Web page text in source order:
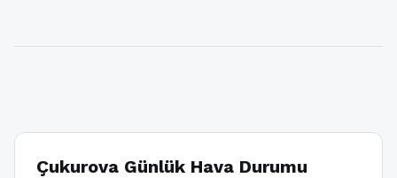
Çukurova Günlük Hava Durumu